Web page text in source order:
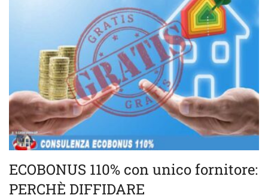
ECOBONUS 110% con unico fornitore:
PERCHÈ DIFFIDARE